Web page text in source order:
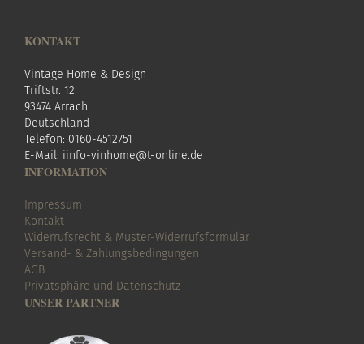
KONTAKT
Vintage Home & Design
Triftstr. 12
93474 Arrach
Deutschland
Telefon: 0160-4512751
E-Mail: iinfo-vinhome@t-online.de
INFORMATION
Impressum
Kontakt
Widerrufsrecht & Muster-Widerrufsformular
Versand- & Zahlungsbedingungen
AGB
Privatsphäre und Datenschutz
UNSER PARTNER